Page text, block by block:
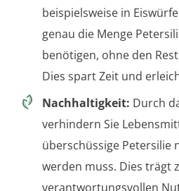
beispielsweise in
genau die Menge
benötigen, ohne den
Dies spart Zeit und
Nachhaltigkeit: Durch
verhindern Sie
überschüssige Petersilie
werden muss. Dies trägt
verantwortungsvollen